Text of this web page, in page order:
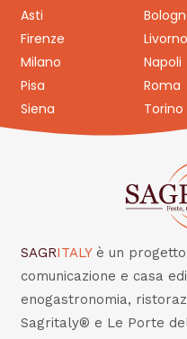
Asti
Firenze
Livorno
Milano
Napoli
Pisa
Roma
Siena
Torino
SAGRITALY è un progetto
comunicazione e casa
enogastronomia,
Sagritaly® e Le Porte